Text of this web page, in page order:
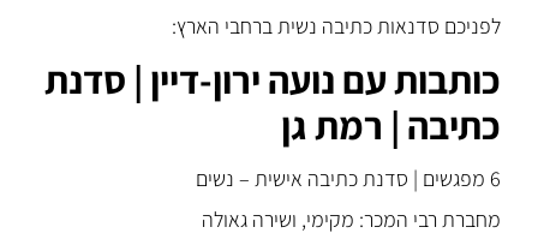
לפניכם סדנאות כתיבה נשית ברחבי הארץ:
כותבות עם נועה ירון-דיין | סדנת
כתיבה | רמת גן
6 מפגשים | סדנת כתיבה אישית – נשים
מחברת רבי המכר: מקימי, ושירה גאולה